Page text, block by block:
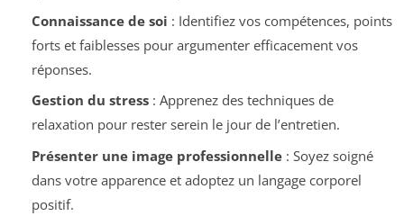
Connaissance de soi : Identifiez vos compétences, points
forts et faiblesses pour argumenter efficacement vos
réponses.
Gestion du stress: Apprenez des techniques de
relaxation pour rester serein le jour de l’entretien.
Présenter une image professionnelle: Soyez soigné
dans votre apparence et adoptez un langage corporel
positif.